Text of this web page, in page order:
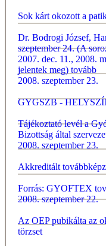
Sok kárt okozott a
Dr. Bodrogi József,
szeptember 24. (A
2007. dec. 11., 2008.
jelentek meg) tovább
2008. szeptember 23.
GYGSZB -
Tájékoztató levél a
Bizottság által
2008. szeptember 23.
Akkreditált
Forrás: GYOFTEX
2008. szeptember 22.
Az OEP pubikálta az
törzset